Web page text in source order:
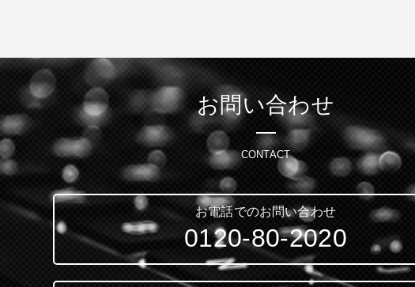
お問い合わせ
CONTACT
お電話でのお問い合わせ
0120-80-2020